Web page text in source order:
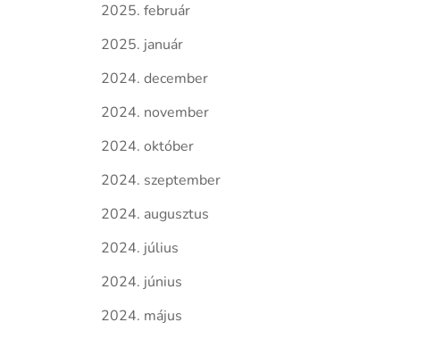
2025. február
2025. január
2024. december
2024. november
2024. október
2024. szeptember
2024. augusztus
2024. július
2024. június
2024. május